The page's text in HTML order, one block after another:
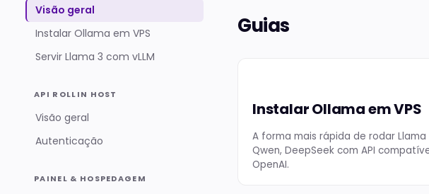
Visão geral
Instalar Ollama em VPS
Servir Llama 3 com vLLM
API ROLLIN HOST
Visão geral
Autenticação
PAINEL & HOSPEDAGEM
Guias
Instalar Ollama em VPS
A forma mais rápida de rodar Llama
Qwen, DeepSeek com API
OpenAI.